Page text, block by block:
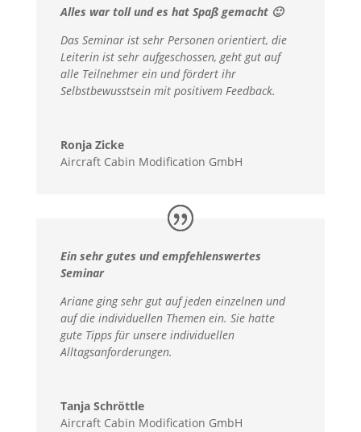
Alles war toll und es hat Spaß gemacht 🙂
Das Seminar ist sehr Personen orientiert, die
Leiterin ist sehr aufgeschossen, geht gut auf
alle Teilnehmer ein und fördert ihr
Selbstbewusstsein mit positivem Feedback.
Ronja Zicke
Aircraft Cabin Modification GmbH
Ein sehr gutes und empfehlenswertes
Seminar
Ariane ging sehr gut auf jeden einzelnen und
auf die individuellen Themen ein. Sie hatte
gute Tipps für unsere individuellen
Alltagsanforderungen.
Tanja Schröttle
Aircraft Cabin Modification GmbH